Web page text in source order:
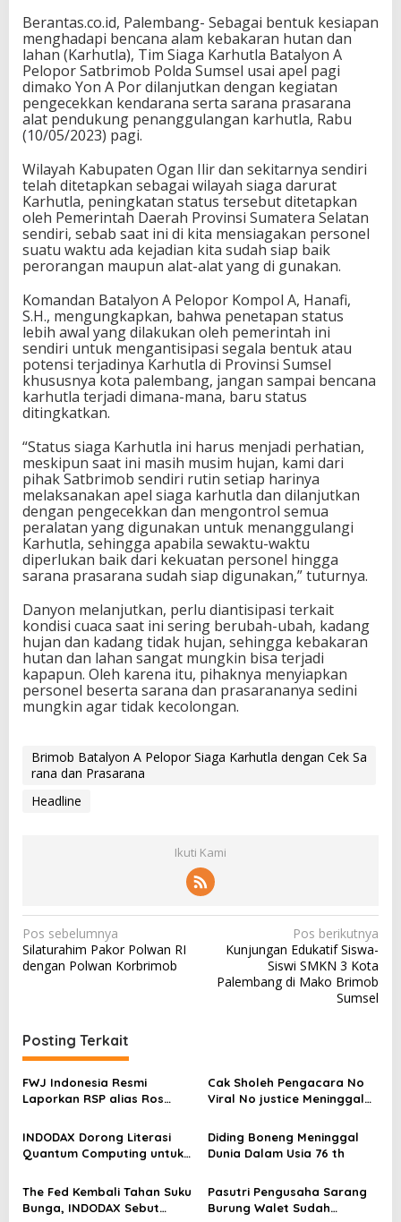
Berantas.co.id, Palembang- Sebagai bentuk kesiapan
menghadapi bencana alam kebakaran hutan dan
lahan (Karhutla), Tim Siaga Karhutla Batalyon A
Pelopor Satbrimob Polda Sumsel usai apel pagi
dimako Yon A Por dilanjutkan dengan kegiatan
pengecekkan kendarana serta sarana prasarana
alat pendukung penanggulangan karhutla, Rabu
(10/05/2023) pagi.
Wilayah Kabupaten Ogan Ilir dan sekitarnya sendiri
telah ditetapkan sebagai wilayah siaga darurat
Karhutla, peningkatan status tersebut ditetapkan
oleh Pemerintah Daerah Provinsi Sumatera Selatan
sendiri, sebab saat ini di kita mensiagakan personel
suatu waktu ada kejadian kita sudah siap baik
perorangan maupun alat-alat yang di gunakan.
Komandan Batalyon A Pelopor Kompol A, Hanafi,
S.H., mengungkapkan, bahwa penetapan status
lebih awal yang dilakukan oleh pemerintah ini
sendiri untuk mengantisipasi segala bentuk atau
potensi terjadinya Karhutla di Provinsi Sumsel
khususnya kota palembang, jangan sampai bencana
karhutla terjadi dimana-mana, baru status
ditingkatkan.
“Status siaga Karhutla ini harus menjadi perhatian,
meskipun saat ini masih musim hujan, kami dari
pihak Satbrimob sendiri rutin setiap harinya
melaksanakan apel siaga karhutla dan dilanjutkan
dengan pengecekkan dan mengontrol semua
peralatan yang digunakan untuk menanggulangi
Karhutla, sehingga apabila sewaktu-waktu
diperlukan baik dari kekuatan personel hingga
sarana prasarana sudah siap digunakan,” tuturnya.
Danyon melanjutkan, perlu diantisipasi terkait
kondisi cuaca saat ini sering berubah-ubah, kadang
hujan dan kadang tidak hujan, sehingga kebakaran
hutan dan lahan sangat mungkin bisa terjadi
kapapun. Oleh karena itu, pihaknya menyiapkan
personel beserta sarana dan prasarananya sedini
mungkin agar tidak kecolongan.
Brimob Batalyon A Pelopor Siaga Karhutla dengan Cek Sa
rana dan Prasarana
Headline
Ikuti Kami
N
a
g
a
s
i
p
o
s
Pos sebelumnya
Silaturahim Pakor Polwan RI
dengan Polwan Korbrimob
Pos berikutnya
Kunjungan Edukatif Siswa-
Siswi SMKN 3 Kota
Palembang di Mako Brimob
Sumsel
Posting Terkait
FWJ Indonesia Resmi
Laporkan RSP alias Ros
Cak Sholeh Pengacara No
Viral No justice Meninggal
INDODAX Dorong Literasi
Quantum Computing untuk
Blockchain
Diding Boneng Meninggal
Dunia Dalam Usia 76 th
The Fed Kembali Tahan Suku
Bunga, INDODAX Sebut
Pasutri Pengusaha Sarang
Burung Walet Sudah